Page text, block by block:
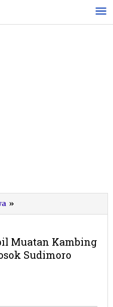
»
Ngantuk,
Kambing
dari
Muatan Kambing
Sudimoro